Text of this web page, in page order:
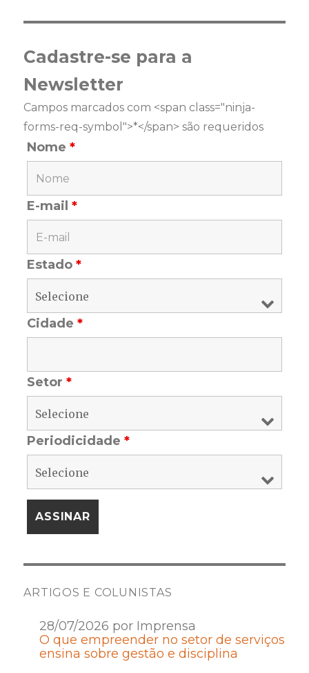
Cadastre-se para a
Newsletter
Campos marcados com <span class="ninja-
forms-req-symbol">*</span> são requeridos
Nome*
E-mail*
Estado*
Cidade*
Setor*
Periodicidade*
ARTIGOS E COLUNISTAS
28/07/2026 por Imprensa
O que empreender no setor de serviços
ensina sobre gestão e disciplina